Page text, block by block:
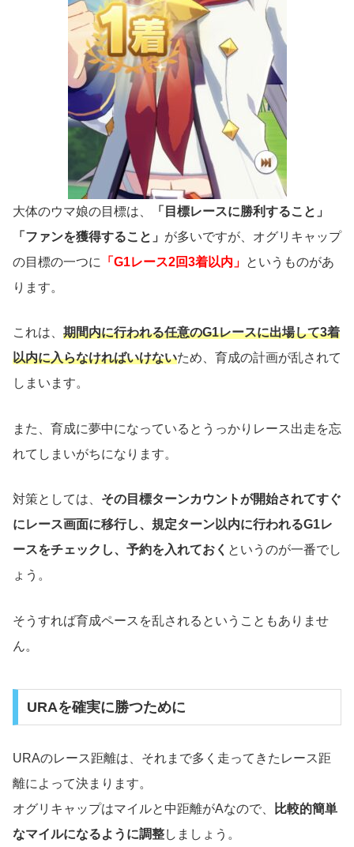
大体のウマ娘の目標は、
「目標レースに勝利すること」
「ファンを獲得すること」 が多いですが、オグリキャップ
の目標の一つに
「G1レース2回3着以内」 というものがあ
ります。
これは、 期間内に行われる任意のG1レースに出場して3着
以内に入らなければいけないため、育成の計画が乱されて
しまいます。
また、育成に夢中になっているとうっかりレース出走を忘
れてしまいがちになります。
対策としては、 その目標ターンカウントが開始されてすぐ
にレース画面に移行し、規定ターン以内に行われるG1レ
ースをチェックし、予約を入れておく というのが一番でし
ょう。
そうすれば育成ペースを乱されるということもありませ
ん。
URAを確実に勝つために
URAのレース距離は、それまで多く走ってきたレース距
離によって決まります。
オグリキャップはマイルと中距離がAなので、
比較的簡単
なマイルになるように調整しましょう。